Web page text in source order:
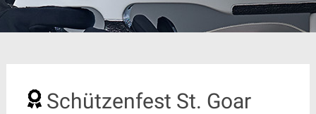
Schützenfest St. Goar